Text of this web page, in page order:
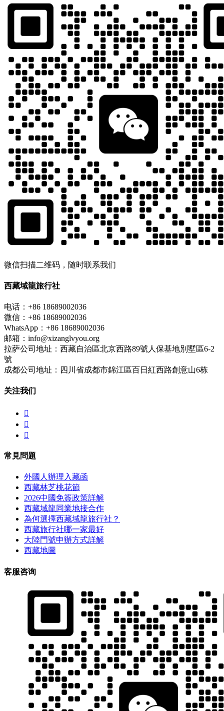
微信扫描二维码，随时联系我们
西藏域龍旅行社
电话：+86 18689002036
微信：+86 18689002036
WhatsApp：+86 18689002036
邮箱：info@xizanglvyou.org
拉萨公司地址：西藏自治區北京西路89號人保基地別墅區6-2
號
成都公司地址：四川省成都市錦江區百日紅西路創意山6栋
关注我们



常見問題
外國人辦理入藏函
西藏林芝桃花節
2026中國免簽政策詳解
西藏域龍同業地接合作
為何選擇西藏域龍旅行社？
西藏旅行社哪一家最好
大陸門號申辦方式詳解
西藏地圖
客服咨询